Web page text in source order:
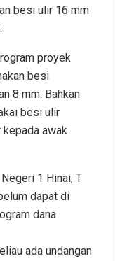
besi ulir 16 mm
proyek
besi
8 mm. Bahkan
besi ulir
kepada awak
1 Hinai, T
dapat di
dana
ada undangan